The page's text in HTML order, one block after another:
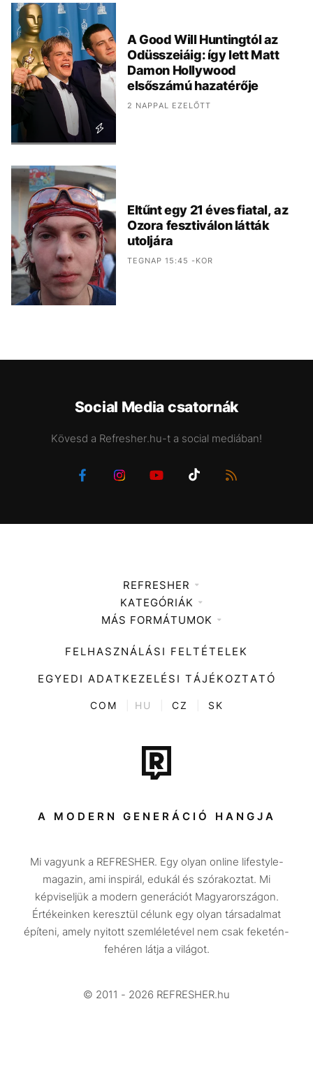
A Good Will Huntingtól az
Odüsszeiáig: így lett Matt
Damon Hollywood
elsőszámú hazatérője
2 NAPPAL EZELŐTT
Eltűnt egy 21 éves fiatal, az
Ozora fesztiválon látták
utoljára
TEGNAP 15:45 -KOR
Social Media csatornák
Kövesd a Refresher.hu-t a social mediában!
REFRESHER
Médiaajánlat
KATEGÓRIÁK
Zene
Divat
Kultúra
ENTR
Tech-Tudomány
Sport
Társadalom
Utazás
Életmód
Design
Beszélgetések
Videó
MÁS FORMÁTUMOK
FELHASZNÁLÁSI FELTÉTELEK
EGYEDI ADATKEZELÉSI TÁJÉKOZTATÓ
COM HU CZ SK
A MODERN GENERÁCIÓ HANGJA
Mi vagyunk a REFRESHER. Egy olyan online lifestyle-
magazin, ami inspirál, edukál és szórakoztat. Mi
képviseljük a modern generációt Magyarországon.
Értékeinken keresztül célunk egy olyan társadalmat
építeni, amely nyitott szemléletével nem csak feketén-
fehéren látja a világot.
© 2011 - 2026 REFRESHER.hu